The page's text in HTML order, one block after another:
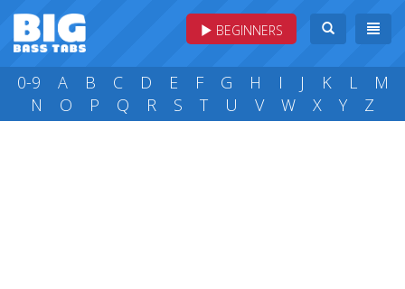
BEGINNERS
0-9 A B C D E F G H I J K L
M
N
O P Q R S T U V W X Y Z